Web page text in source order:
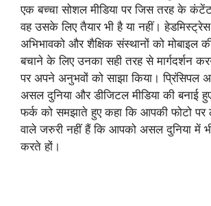
एक बच्चा सोशल मीडिया पर जिस तरह के
वह उसके लिए तैयार भी है या नहीं।
अभिभावको और शैक्षिक संस्थानों को मोबाइल
बचाने के लिए उनका सही तरह से मार्गदर्शन
पर अपने अनुभवों को साझा किया। प्रिंसिपल
असल दुनिया और डीजिटल मीडिया की बनाई
फर्क को समझाते हुए कहा कि आपकी फोटो पर
वाले जरुरी नहीं हैं कि आपको असल दुनिया में
करते हों।